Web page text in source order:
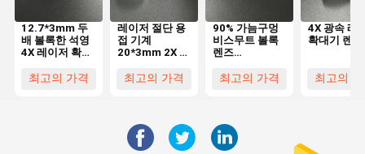
12.7*3mm 두
배 볼록한 석영
4X 레이저 확대
최고의 가격
레이저 절단 용
접 기계
20*3mm 2X 레
즈최고의 가격
90% 가늠구멍
비스무트 볼록
렌즈
레이저 확대기
최고의 가격
4X 광속 레
확대기 렌즈
최고의